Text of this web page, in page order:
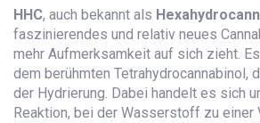
HHC, auch bekannt als
faszinierendes und relativ neues
mehr Aufmerksamkeit auf sich zieht.
dem berühmten Tetrahydrocannabinol,
der Hydrierung. Dabei handelt es sich
Reaktion, bei der Wasserstoff zu einer